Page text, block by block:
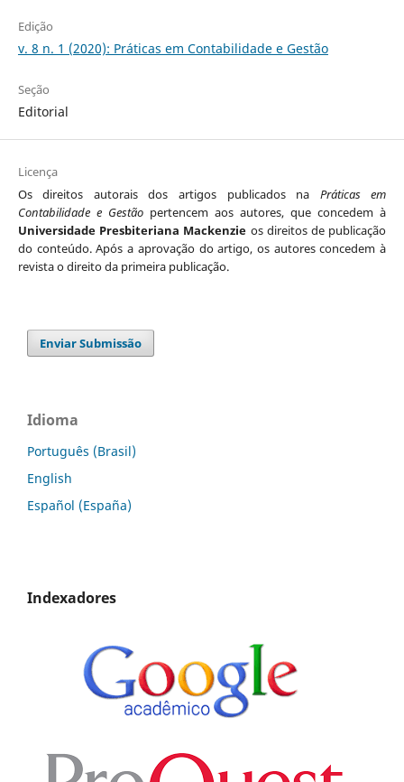
Edição
v. 8 n. 1 (2020): Práticas em Contabilidade e Gestão
Seção
Editorial
Licença
Os direitos autorais dos artigos publicados na Práticas em
Contabilidade e Gestãopertencem aos autores, que concedem à
Universidade Presbiteriana Mackenzie os direitos de publicação
do conteúdo. Após a aprovação do artigo, os autores concedem à
revista o direito da primeira publicação.
Enviar Submissão
Idioma
Português (Brasil)
English
Español (España)
Indexadores